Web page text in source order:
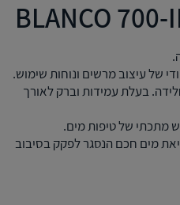
של עיצוב מרשים ונוחות שימוש.
18/10 שאינה מחלידה. בעלת עמידות וברק לאורך
מתכתי של טיפות מים.
מים חכם הנסגר לפקק בסיבוב